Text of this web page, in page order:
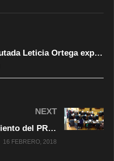
Propone Diputada Leticia Ortega expedir la Ley de Evaluación del Desempeño del Poder Legislativo
NEXT
Isela Torres: Posicionamiento del PRI, en Vs de la Controversia Constitucional presentada por Gobernado
16 FEBRERO, 2018